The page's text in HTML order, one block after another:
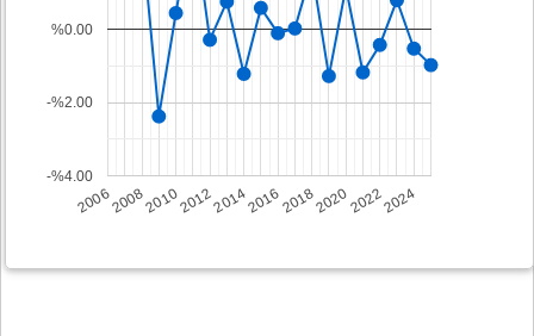
2006200820102012201420162018202020222024
-%4.00
-%2.00
%0.00